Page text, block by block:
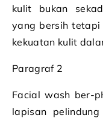
kulit bukan
yang bersih tetapi
kekuatan kulit
Paragraf 2
Facial wash ber-
lapisan